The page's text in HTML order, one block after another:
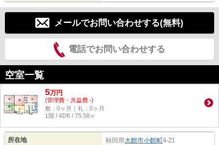
メールでお問い合わせする(無料)
電話でお問い合わせする
空室一覧
5万円
(管理費・共益費 -)
敷：0ヶ月｜礼：0ヶ月
1階 / 4DK / 75.58㎡
所在地 秋田県大館市小館町4-21